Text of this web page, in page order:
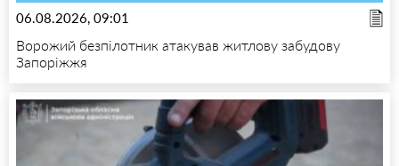
06.08.2026, 09:01
Ворожий безпілотник атакував житлову забудову
Запоріжжя